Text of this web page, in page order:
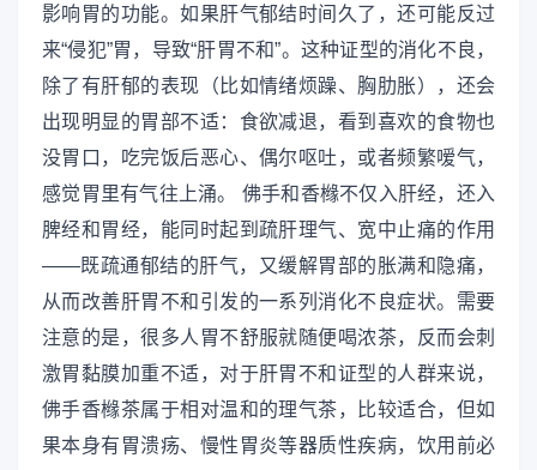
影响胃的功能。如果肝气郁结时间久了，还可能反过
来“侵犯”胃，导致“肝胃不和”。这种证型的消化不良，
除了有肝郁的表现（比如情绪烦躁、胸肋胀），还会
出现明显的胃部不适：食欲减退，看到喜欢的食物也
没胃口，吃完饭后恶心、偶尔呕吐，或者频繁嗳气，
感觉胃里有气往上涌。 佛手和香橼不仅入肝经，还入
脾经和胃经，能同时起到疏肝理气、宽中止痛的作用
——既疏通郁结的肝气，又缓解胃部的胀满和隐痛，
从而改善肝胃不和引发的一系列消化不良症状。需要
注意的是，很多人胃不舒服就随便喝浓茶，反而会刺
激胃黏膜加重不适，对于肝胃不和证型的人群来说，
佛手香橼茶属于相对温和的理气茶，比较适合，但如
果本身有胃溃疡、慢性胃炎等器质性疾病，饮用前必